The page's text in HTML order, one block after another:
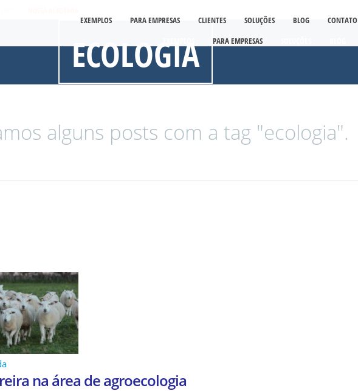
PARA EMPRESAS
EXEMPLOS PARA EMPRESAS CLIENTES SOLUÇÕES BLOG CONTATO
ECOLOGIA
alguns posts com a tag "ecologia".
na área de agroecologia